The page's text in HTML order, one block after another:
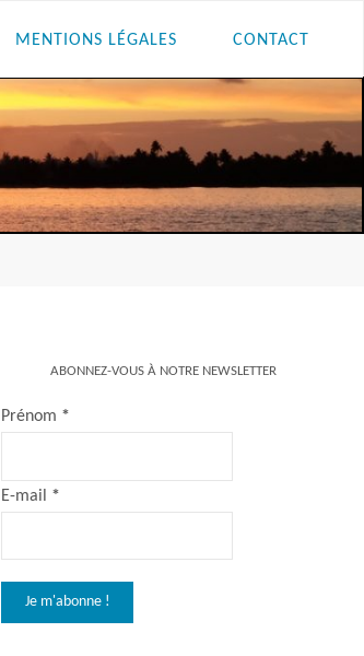
MENTIONS LÉGALES CONTACT
ABONNEZ-VOUS À NOTRE NEWSLETTER
Prénom *
E-mail *